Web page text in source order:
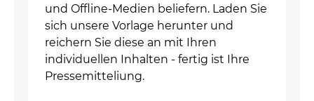
und Offline-Medien beliefern. Laden Sie
sich unsere Vorlage herunter und
reichern Sie diese an mit Ihren
individuellen Inhalten - fertig ist Ihre
Pressemitteliung.